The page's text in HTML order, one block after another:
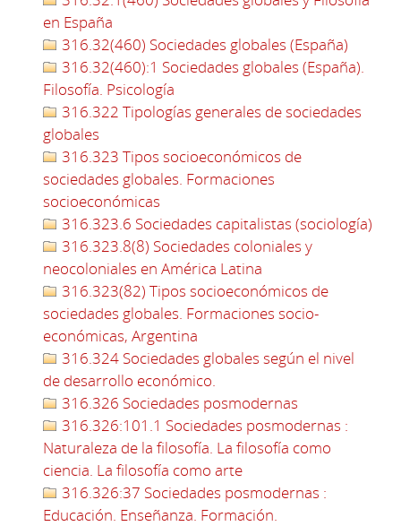
en España
316.32(460) Sociedades globales (España)
316.32(460):1 Sociedades globales (España).
Filosofía. Psicología
316.322 Tipologías generales de sociedades
globales
316.323 Tipos socioeconómicos de
sociedades globales. Formaciones
socioeconómicas
316.323.6 Sociedades capitalistas (sociología)
316.323.8(8) Sociedades coloniales y
neocoloniales en América Latina
316.323(82) Tipos socioeconómicos de
sociedades globales. Formaciones socio-
económicas, Argentina
316.324 Sociedades globales según el nivel
de desarrollo económico.
316.326 Sociedades posmodernas
316.326:101.1 Sociedades posmodernas :
Naturaleza de la filosofía. La filosofía como
ciencia. La filosofía como arte
316.326:37 Sociedades posmodernas :
Educación. Enseñanza. Formación.